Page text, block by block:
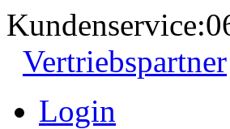
Kundenservice:
Vertriebspartner
Login